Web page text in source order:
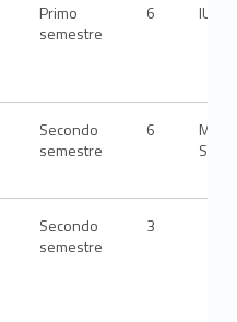
Primo
semestre
6 IUS/
Secondo
semestre
6
M-
Secondo
semestre
3